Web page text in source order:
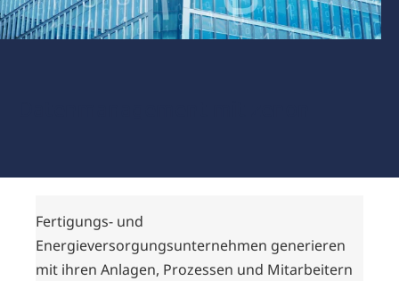
Fertigungs- und
Energieversorgungsunternehmen generieren
mit ihren Anlagen, Prozessen und Mitarbeitern